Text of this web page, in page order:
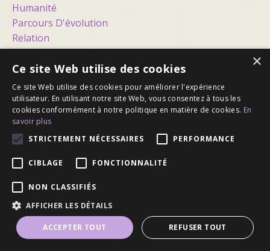
Humanité
Parcours D'évolution
Relation
Société
Terre
© 2026 Amour et Conscience
Entretiens
Enseignement continu
Maître
Voyages Calendrier
Blogue
Contact
×
Ce site Web utilise des cookies
Ce site Web utilise des cookies pour améliorer l'expérience
utilisateur. En utilisant notre site Web, vous consentez à tous les
cookies conformément à notre politique en matière de cookies. En
savoir plus
STRICTEMENT NÉCESSAIRES
PERFORMANCE
CIBLAGE FONCTIONNALITÉ
NON CLASSIFIÉS
AFFICHER LES DÉTAILS
ACCEPTER TOUT REFUSER TOUT